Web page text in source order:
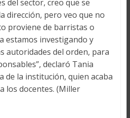
del sector, creo que se
dirección, pero veo que no
proviene de barristas o
estamos investigando y
autoridades del orden, para
declaró Tania
de la institución, quien acaba
los docentes. (Miller